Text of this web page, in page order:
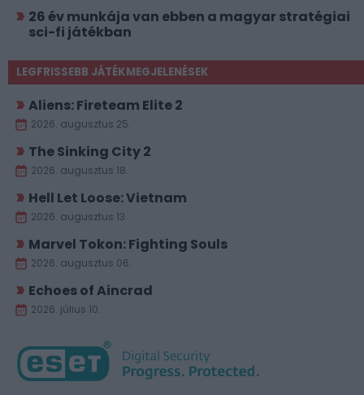
26 év munkája van ebben a magyar stratégiai
sci-fi játékban
LEGFRISSEBB JÁTÉKMEGJELENÉSEK
Aliens: Fireteam Elite 2
2026. augusztus 25.
The Sinking City 2
2026. augusztus 18.
Hell Let Loose: Vietnam
2026. augusztus 13.
Marvel Tokon: Fighting Souls
2026. augusztus 06.
Echoes of Aincrad
2026. július 10.